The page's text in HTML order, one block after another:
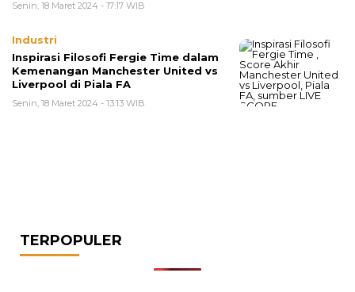
Senin, 18 Maret 2024 - 17:17 WIB
Industri
Inspirasi Filosofi Fergie Time dalam
Kemenangan Manchester United vs
Liverpool di Piala FA
Senin, 18 Maret 2024 - 13:13 WIB
TERPOPULER